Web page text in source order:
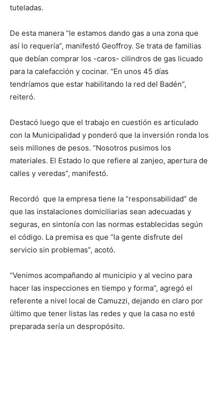
tuteladas.
De esta manera “le estamos dando gas a una zona que
así lo requería”, manifestó Geoffroy. Se trata de familias
que debían comprar los -caros- cilindros de gas licuado
para la calefacción y cocinar. “En unos 45 días
tendríamos que estar habilitando la red del Badén”,
reiteró.
Destacó luego que el trabajo en cuestión es articulado
con la Municipalidad y ponderó que la inversión ronda los
seis millones de pesos. “Nosotros pusimos los
materiales. El Estado lo que refiere al zanjeo, apertura de
calles y veredas”, manifestó.
Recordó que la empresa tiene la “responsabilidad” de
que las instalaciones domiciliarias sean adecuadas y
seguras, en sintonía con las normas establecidas según
el código. La premisa es que “la gente disfrute del
servicio sin problemas”, acotó.
“Venimos acompañando al municipio y al vecino para
hacer las inspecciones en tiempo y forma”, agregó el
referente a nivel local de Camuzzi, dejando en claro por
último que tener listas las redes y que la casa no esté
preparada sería un despropósito.